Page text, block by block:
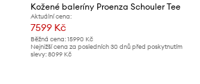
Kožené baleríny Proenza Schouler Tee
Aktuální cena:
7599 Kč
Běžná cena: 15990 Kč
Nejnižší cena za posledních 30 dnů před poskytnutím
slevy: 8099 Kč